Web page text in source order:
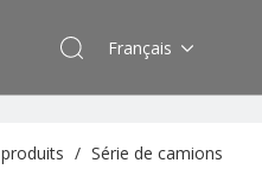
Français
/ Série de camions